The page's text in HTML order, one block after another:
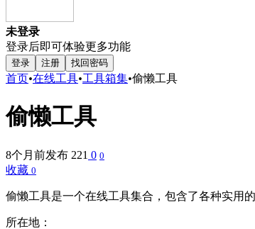
未登录
登录后即可体验更多功能
登录 注册 找回密码
首页•在线工具•工具箱集•偷懒工具
偷懒工具
8个月前发布 221 0 0
收藏 0
偷懒工具是一个在线工具集合，包含了各种实用
所在地：